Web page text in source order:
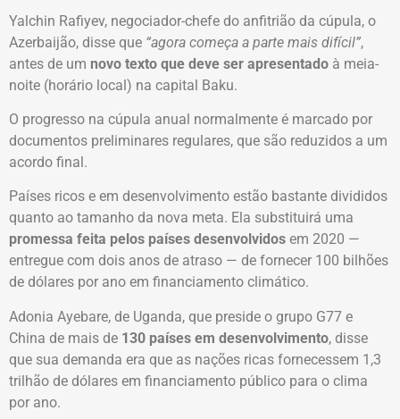
Yalchin Rafiyev, negociador-chefe do anfitrião da cúpula, o
Azerbaijão, disse que “agora começa a parte mais difícil”,
antes de um novo texto que deve ser apresentado à meia-
noite (horário local) na capital Baku.
O progresso na cúpula anual normalmente é marcado por
documentos preliminares regulares, que são reduzidos a um
acordo final.
Países ricos e em desenvolvimento estão bastante divididos
quanto ao tamanho da nova meta. Ela substituirá uma
promessa feita pelos países desenvolvidos em 2020 —
entregue com dois anos de atraso — de fornecer 100 bilhões
de dólares por ano em financiamento climático.
Adonia Ayebare, de Uganda, que preside o grupo G77 e
China de mais de 130 países em desenvolvimento, disse
que sua demanda era que as nações ricas fornecessem 1,3
trilhão de dólares em financiamento público para o clima
por ano.